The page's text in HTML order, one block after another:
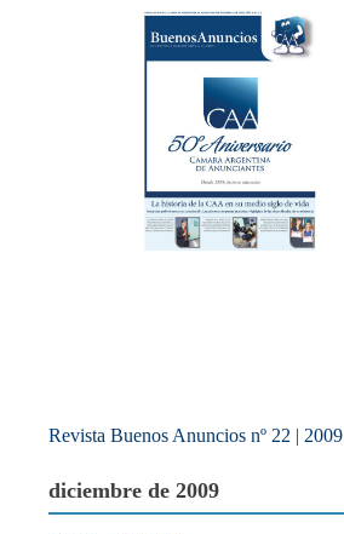
Revista Buenos Anuncios nº 22 | 2009
diciembre de 2009